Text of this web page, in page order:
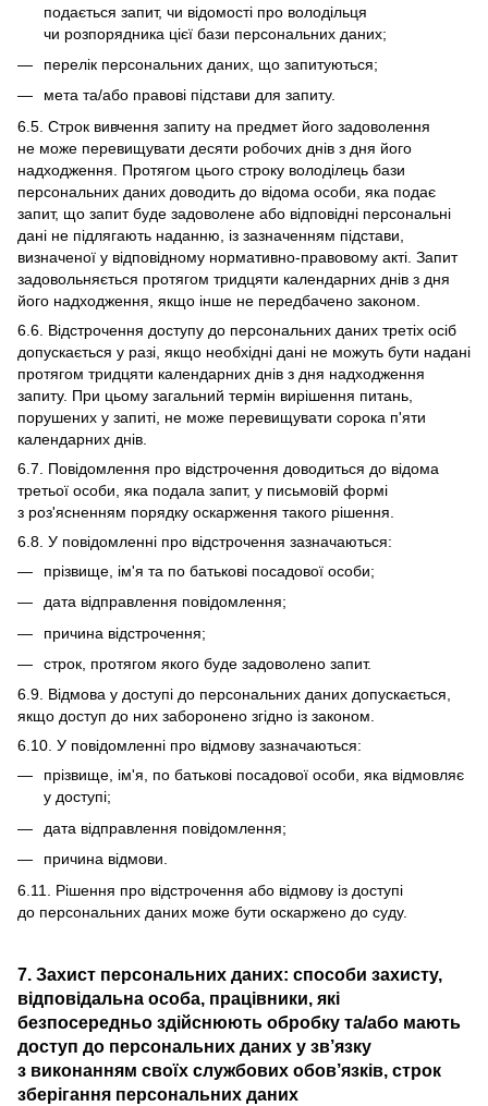
подається запит, чи відомості про володільця
чи розпорядника цієї бази персональних даних;
перелік персональних даних, що запитуються;
мета та/або правові підстави для запиту.
6.5. Строк вивчення запиту на предмет його задоволення
не може перевищувати десяти робочих днів з дня його
надходження. Протягом цього строку володілець бази
персональних даних доводить до відома особи, яка подає
запит, що запит буде задоволене або відповідні персональні
дані не підлягають наданню, із зазначенням підстави,
визначеної у відповідному нормативно-правовому акті. Запит
задовольняється протягом тридцяти календарних днів з дня
його надходження, якщо інше не передбачено законом.
6.6. Відстрочення доступу до персональних даних третіх осіб
допускається у разі, якщо необхідні дані не можуть бути надані
протягом тридцяти календарних днів з дня надходження
запиту. При цьому загальний термін вирішення питань,
порушених у запиті, не може перевищувати сорока п'яти
календарних днів.
6.7. Повідомлення про відстрочення доводиться до відома
третьої особи, яка подала запит, у письмовій формі
з роз'ясненням порядку оскарження такого рішення.
6.8. У повідомленні про відстрочення зазначаються:
прізвище, ім'я та по батькові посадової особи;
дата відправлення повідомлення;
причина відстрочення;
строк, протягом якого буде задоволено запит.
6.9. Відмова у доступі до персональних даних допускається,
якщо доступ до них заборонено згідно із законом.
6.10. У повідомленні про відмову зазначаються:
прізвище, ім'я, по батькові посадової особи, яка відмовляє
у доступі;
дата відправлення повідомлення;
причина відмови.
6.11. Рішення про відстрочення або відмову із доступі
до персональних даних може бути оскаржено до суду.
7. Захист персональних даних: способи захисту,
відповідальна особа, працівники, які
безпосередньо здійснюють обробку та/або мають
доступ до персональних даних у зв’язку
з виконанням своїх службових обов’язків, строк
зберігання персональних даних